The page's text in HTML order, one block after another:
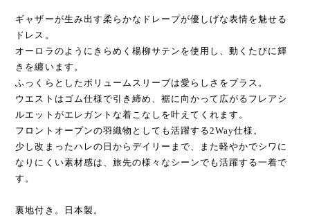
ギャザーが生み出す柔らかなドレープが優しげな表情を魅せる
ドレス。
オーロラのようにきらめく楊柳サテンを使用し、動くたびに輝
きを纏います。
ふっくらとしたボリュームスリーブは愛らしさをプラス。
ウエストはゴム仕様で引き締め、裾に向かって広がるフレアシ
ルエットがエレガントな着こなしを叶えてくれます。
フロントオープンの羽織物としても活躍する2Way仕様。
少し改まったハレの日からデイリーまで、また軽やかでシワに
なりにくい素材感は、旅先の様々なシーンでも活躍する一着で
す。
裏地付き。日本製。